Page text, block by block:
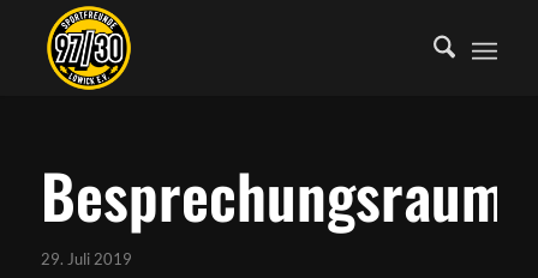
Besprechungsraum
29. Juli 2019